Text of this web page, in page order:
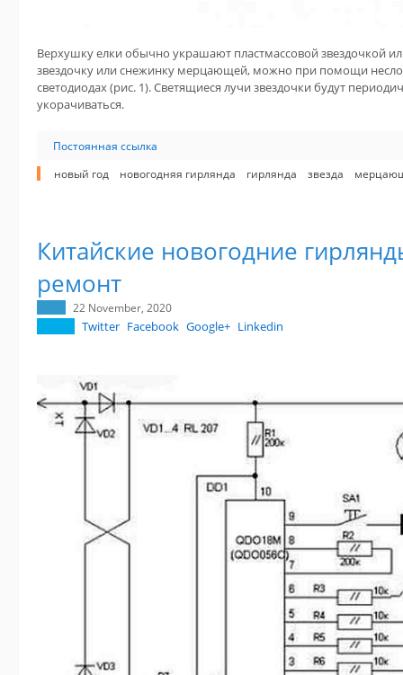
Верхушку елки обычно украшают пластмассовой звездочкой
звездочку или снежинку мерцающей, можно при помощи
светодиодах (рис. 1). Светящиеся лучи звездочки будут
укорачиваться.
Постоянная ссылка
новый год
новогодняя гирлянда гирлянда звезда
Китайские новогодние
ремонт
22 November, 2020
Twitter Facebook Google+ Linkedin